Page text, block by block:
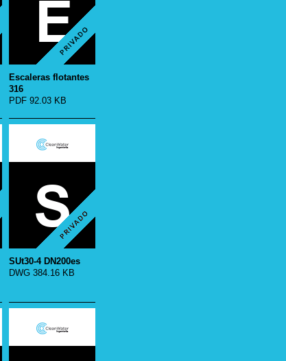
Escaleras flotantes
316
PDF 92.03 KB
SUt30-4 DN200es
DWG 384.16 KB